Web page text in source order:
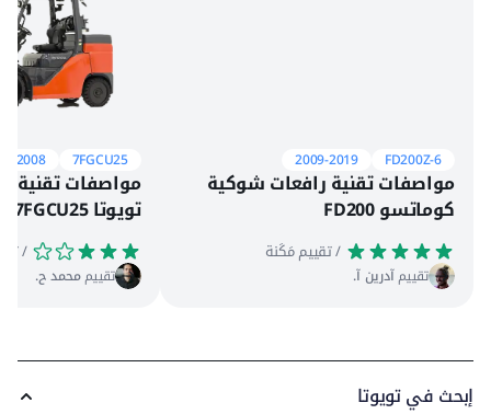
FD200Z-6
2009-2019
مواصفات تقنية رافعات شوكية
كوماتسو FD200
تقييمآدرين آ.
7FGCU25
2008
مواصفات تقنية
تويوتا 7FGCU25
تقييممحمد ح.
إبحث في تويوتا